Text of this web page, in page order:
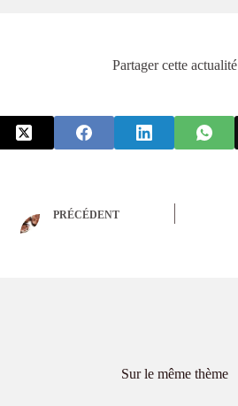
Partager cette actualité
PRÉCÉDENT
Sur le même thème